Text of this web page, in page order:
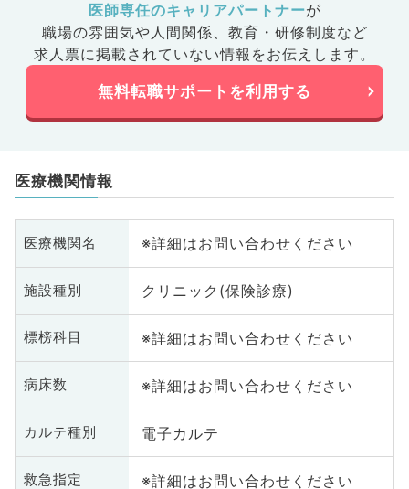
医師専任のキャリアパートナーが
職場の雰囲気や人間関係、 教育・研修制度など
求人票に掲載されていない情報をお伝えします。
無料転職サポートを利用する
医療機関情報
医療機関名 ※詳細はお問い合わせください
施設種別 クリニック(保険診療)
標榜科目 ※詳細はお問い合わせください
病床数 ※詳細はお問い合わせください
カルテ種別 電子カルテ
救急指定 ※詳細はお問い合わせください